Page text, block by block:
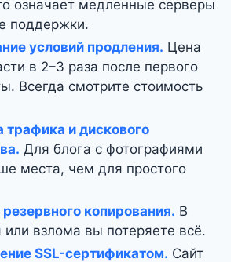
означает медленные серверы
поддержки.
условий продления. Цена
в 2–3 раза после первого
Всегда смотрите стоимость
трафика и дискового
Для блога с фотографиями
места, чем для простого
копирования. В
или взлома вы потеряете всё.
SSL-сертификатом. Сайт